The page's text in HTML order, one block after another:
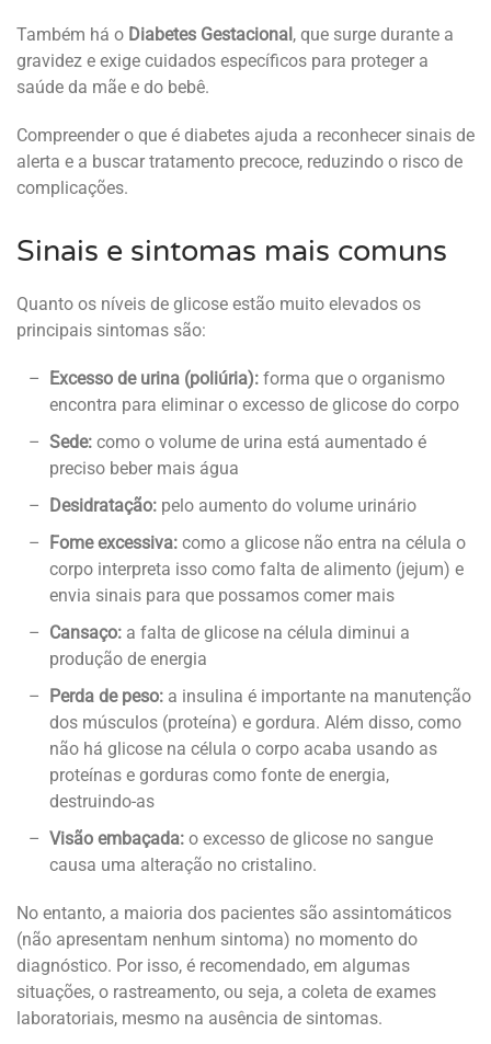
Também há o Diabetes Gestacional, que surge durante a
gravidez e exige cuidados específicos para proteger a
saúde da mãe e do bebê.
Compreender o que é diabetes ajuda a reconhecer sinais de
alerta e a buscar tratamento precoce, reduzindo o risco de
complicações.
Sinais e sintomas mais comuns
Quanto os níveis de glicose estão muito elevados os
principais sintomas são:
Excesso de urina (poliúria): forma que o organismo
encontra para eliminar o excesso de glicose do corpo
Sede: como o volume de urina está aumentado é
preciso beber mais água
Desidratação: pelo aumento do volume urinário
Fome excessiva: como a glicose não entra na célula o
corpo interpreta isso como falta de alimento (jejum) e
envia sinais para que possamos comer mais
Cansaço: a falta de glicose na célula diminui a
produção de energia
Perda de peso: a insulina é importante na manutenção
dos músculos (proteína) e gordura. Além disso, como
não há glicose na célula o corpo acaba usando as
proteínas e gorduras como fonte de energia,
destruindo-as
Visão embaçada: o excesso de glicose no sangue
causa uma alteração no cristalino.
No entanto, a maioria dos pacientes são assintomáticos
(não apresentam nenhum sintoma) no momento do
diagnóstico. Por isso, é recomendado, em algumas
situações, o rastreamento, ou seja, a coleta de exames
laboratoriais, mesmo na ausência de sintomas.